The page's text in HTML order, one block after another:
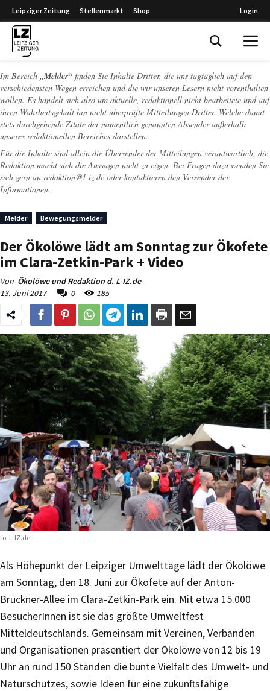
Leipziger Zeitung Stellenmarkt Shop Login
Im Bereich „Melder“ finden Sie Inhalte Dritter, die uns tagtäglich auf den
verschiedensten Wegen erreichen und die wir unseren Lesern nicht vorenthalten
wollen. Es handelt sich also um aktuelle, redaktionell nicht bearbeitete und auf
ihren Wahrheitsgehalt hin nicht überprüfte Mitteilungen Dritter. Welche damit
stets durchgehende Zitate der namentlich genannten Absender außerhalb
unseres redaktionellen Bereiches darstellen.
Für die Inhalte sind allein die Übersender der Mitteilungen verantwortlich, die
Redaktion macht sich die Aussagen nicht zu eigen. Bei Fragen dazu wenden Sie
sich gern an redaktion@l-iz.de oder kontaktieren den Versender der
Informationen.
Melder Bewegungsmelder
Der Ökolöwe lädt am Sonntag zur Ökofete
im Clara-Zetkin-Park + Video
Von Ökolöwe und Redaktion d. L-IZ.de
13. Juni 2017
0 185
L-IZ.de
Als Höhepunkt der Leipziger Umwelttage lädt der Ökolöwe
am Sonntag, den 18. Juni zur Ökofete auf der Anton-
Bruckner-Allee im Clara-Zetkin-Park ein. Mit etwa 15.000
BesucherInnen ist sie das größte Umweltfest
Mitteldeutschlands. Gemeinsam mit Vereinen, Verbänden
und Organisationen präsentiert der Ökolöwe von 12 bis 19
Uhr an rund 150 Ständen die bunte Vielfalt des Umwelt- und
Naturschutzes, sowie Ideen für eine zukunftsfähige